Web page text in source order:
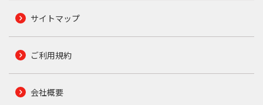
サイトマップ
ご利用規約
会社概要